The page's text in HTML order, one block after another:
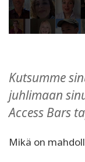
More
CONTACT
SEARCH
Kutsumme
juhlimaan
Access Bars
Mikä on